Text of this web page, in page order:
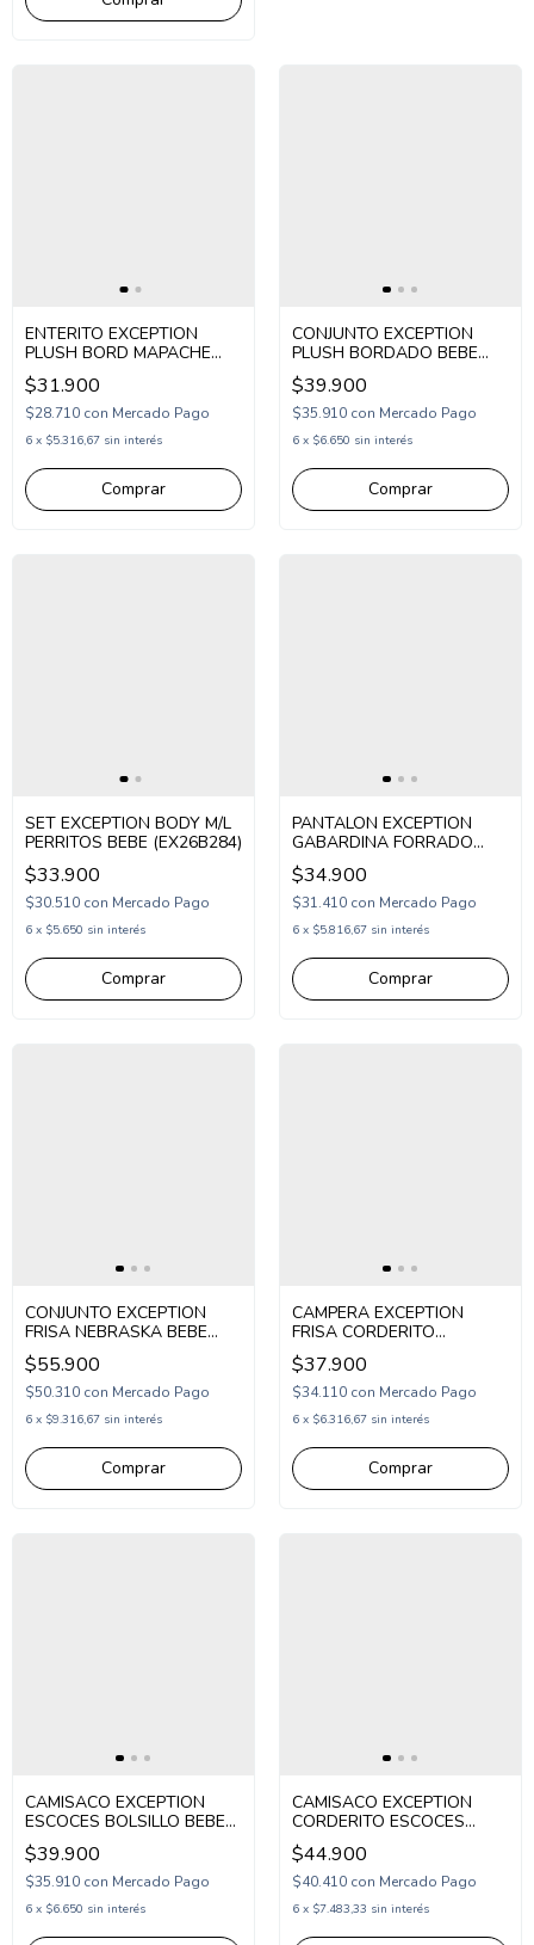
ENTERITO EXCEPTION
PLUSH BORD MAPACHE
BEBE (EX26BPU60)
$31.900
$28.710 con Mercado Pago
6 x $5.316,67 sin interés
Comprar
CONJUNTO EXCEPTION
PLUSH BORDADO BEBE
(EX26BP256)
$39.900
$35.910 con Mercado Pago
6 x $6.650 sin interés
Comprar
SET EXCEPTION BODY M/L
PERRITOS BEBE (EX26B284)
$33.900
$30.510 con Mercado Pago
6 x $5.650 sin interés
Comprar
PANTALON EXCEPTION
GABARDINA FORRADO
CARGO BEBE (EX26BP34)
$34.900
$31.410 con Mercado Pago
6 x $5.816,67 sin interés
Comprar
CONJUNTO EXCEPTION
FRISA NEBRASKA BEBE
(EX26BU09)
$55.900
$50.310 con Mercado Pago
6 x $9.316,67 sin interés
Comprar
CAMPERA EXCEPTION
FRISA CORDERITO
BORDADA BEBE
(EX26BPOL8)
$37.900
$34.110 con Mercado Pago
6 x $6.316,67 sin interés
Comprar
CAMISACO EXCEPTION
ESCOCES BOLSILLO BEBE
(EX26BCA21)
$39.900
$35.910 con Mercado Pago
6 x $6.650 sin interés
CAMISACO EXCEPTION
CORDERITO ESCOCES
BEBE (EX26BJK04)
$44.900
$40.410 con Mercado Pago
6 x $7.483,33 sin interés